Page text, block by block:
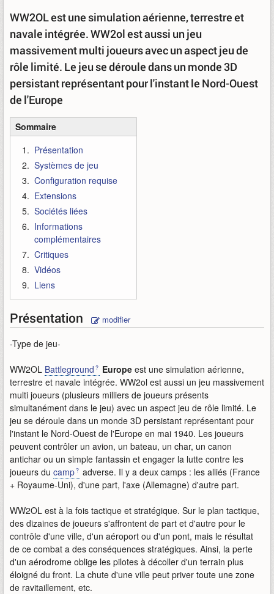
WW2OL est une simulation aérienne, terrestre et
navale intégrée. WW2ol est aussi un jeu
massivement multi joueurs avec un aspect jeu de
rôle limité. Le jeu se déroule dans un monde 3D
persistant représentant pour l'instant le Nord-Ouest
de l'Europe
Sommaire
Présentation
Systèmes de jeu
Configuration requise
Extensions
Sociétés liées
Informations
complémentaires
Critiques
Vidéos
Liens
Présentation modifier
-Type de jeu-
WW2OL Battleground Europe est une simulation aérienne,
terrestre et navale intégrée. WW2ol est aussi un jeu massivement
multi joueurs (plusieurs milliers de joueurs présents
simultanément dans le jeu) avec un aspect jeu de rôle limité. Le
jeu se déroule dans un monde 3D persistant représentant pour
l'instant le Nord-Ouest de l'Europe en mai 1940. Les joueurs
peuvent contrôler un avion, un bateau, un char, un canon
antichar ou un simple fantassin et engager la lutte contre les
joueurs du camp
adverse. Il y a deux camps : les alliés (France
+ Royaume-Uni), d'une part, l'axe (Allemagne) d'autre part.
WW2OL est à la fois tactique et stratégique. Sur le plan tactique,
des dizaines de joueurs s'affrontent de part et d'autre pour le
contrôle d'une ville, d'un aéroport ou d'un pont, mais le résultat
de ce combat a des conséquences stratégiques. Ainsi, la perte
d'un aérodrome oblige les pilotes à décoller d'un terrain plus
éloigné du front. La chute d'une ville peut priver toute une zone
de ravitaillement, etc.